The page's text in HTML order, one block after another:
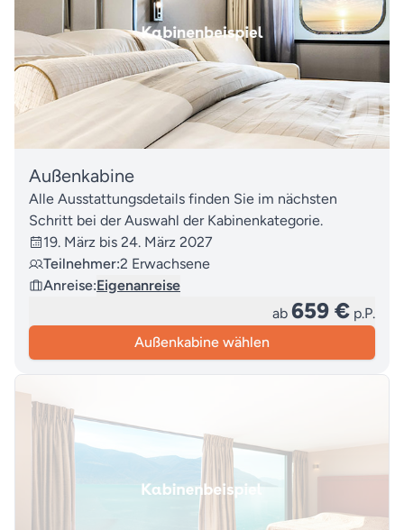
Außenkabine
Alle Ausstattungsdetails finden Sie im nächsten
Schritt bei der Auswahl der Kabinenkategorie.
19. März bis 24. März 2027
Teilnehmer:2 Erwachsene
Anreise:Eigenanreise
ab 659 € p.P.
Außenkabine wählen